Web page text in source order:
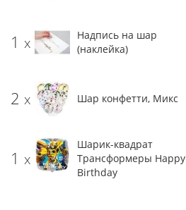
1 x
Надпись на шар
(наклейка)
2 x Шар конфетти, Микс
1 x
Шарик-квадрат
Трансформеры Happy
Birthday